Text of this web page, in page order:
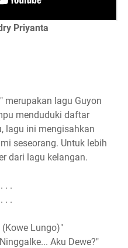
Priyanta
merupakan lagu Guyon
menduduki daftar
lagu ini mengisahkan
seseorang. Untuk lebih
dari lagu kelangan.
. .
. .
(Kowe Lungo)"
Aku Dewe?"